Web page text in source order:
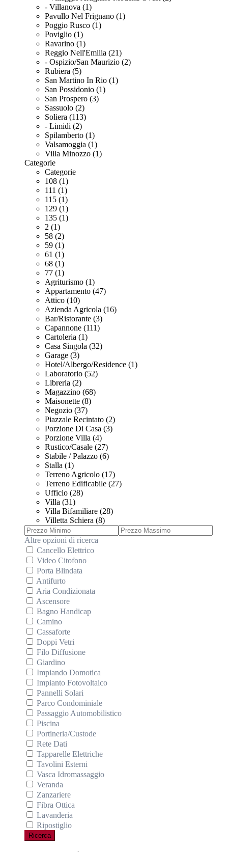
- Villanova (1)
Pavullo Nel Frignano (1)
Poggio Rusco (1)
Poviglio (1)
Ravarino (1)
Reggio Nell'Emilia (21)
- Ospizio/San Maurizio (2)
Rubiera (5)
San Martino In Rio (1)
San Possidonio (1)
San Prospero (3)
Sassuolo (2)
Soliera (113)
- Limidi (2)
Spilamberto (1)
Valsamoggia (1)
Villa Minozzo (1)
Categorie
Categorie
108 (1)
111 (1)
115 (1)
129 (1)
135 (1)
2 (1)
58 (2)
59 (1)
61 (1)
68 (1)
77 (1)
Agriturismo (1)
Appartamento (47)
Attico (10)
Azienda Agricola (16)
Bar/Ristorante (3)
Capannone (111)
Cartoleria (1)
Casa Singola (32)
Garage (3)
Hotel/Albergo/Residence (1)
Laboratorio (52)
Libreria (2)
Magazzino (68)
Maisonette (8)
Negozio (37)
Piazzale Recintato (2)
Porzione Di Casa (3)
Porzione Villa (4)
Rustico/Casale (27)
Stabile / Palazzo (6)
Stalla (1)
Terreno Agricolo (17)
Terreno Edificabile (27)
Ufficio (28)
Villa (31)
Villa Bifamiliare (28)
Villetta Schiera (8)
Altre opzioni di ricerca
Cancello Elettrico
Video Citofono
Porta Blindata
Antifurto
Aria Condizionata
Ascensore
Bagno Handicap
Camino
Cassaforte
Doppi Vetri
Filo Diffusione
Giardino
Impiando Domotica
Impianto Fotovoltaico
Pannelli Solari
Parco Condominiale
Passaggio Automobilistico
Piscina
Portineria/Custode
Rete Dati
Tapparelle Elettriche
Tavolini Esterni
Vasca Idromassaggio
Veranda
Zanzariere
Fibra Ottica
Lavanderia
Ripostiglio
Ricerca